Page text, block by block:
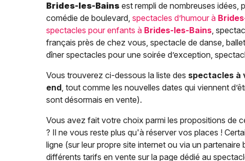
Brides-les-Bains est rempli de nombreuses idées,
comédie de boulevard, spectacles d’humour à
spectacles pour enfants à Brides-les-Bains,
français près de chez vous, spectacle de danse,
dîner spectacles pour une soirée d’exception,
Vous trouverez ci-dessous la liste des spectacles à
end, tout comme les nouvelles dates qui viennent
sont désormais en vente).
Vous avez fait votre choix parmi les propositions de
? Il ne vous reste plus qu'à réserver vos places !
ligne (sur leur propre site internet ou via un
différents tarifs en vente sur la page dédié au